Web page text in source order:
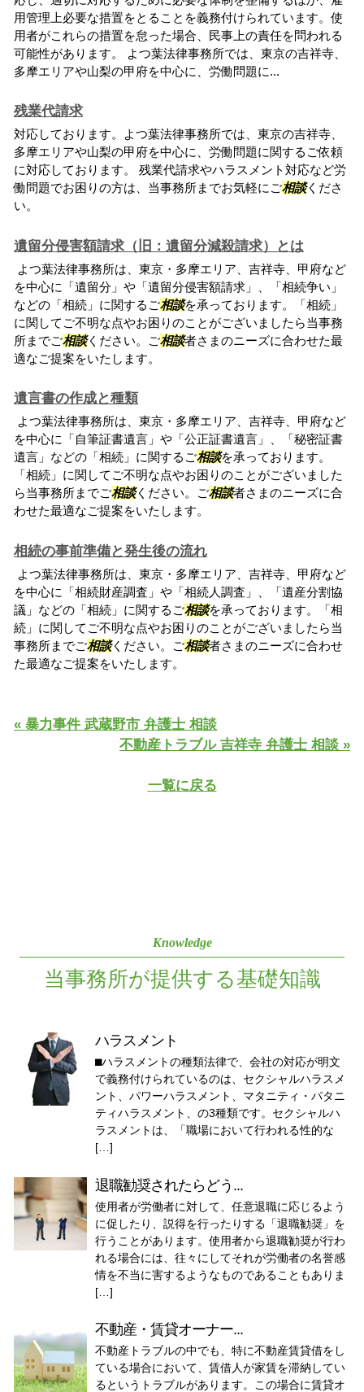
用管理上必要な措置をとることを義務付けられています。使
用者がこれらの措置を怠った場合、民事上の責任を問われる
可能性があります。 よつ葉法律事務所では、東京の吉祥寺、
多摩エリアや山梨の甲府を中心に、労働問題に...
残業代請求
対応しております。よつ葉法律事務所では、東京の吉祥寺、
多摩エリアや山梨の甲府を中心に、労働問題に関するご依頼
に対応しております。 残業代請求やハラスメント対応など労
働問題でお困りの方は、当事務所までお気軽にご相談くださ
い。
遺留分侵害額請求（旧：遺留分減殺請求）とは
よつ葉法律事務所は、東京・多摩エリア、吉祥寺、甲府など
を中心に「遺留分」や「遺留分侵害額請求」、「相続争い」
などの「相続」に関するご相談を承っております。「相続」
に関してご不明な点やお困りのことがございましたら当事務
所までご相談ください。ご相談者さまのニーズに合わせた最
適なご提案をいたします。
遺言書の作成と種類
よつ葉法律事務所は、東京・多摩エリア、吉祥寺、甲府など
を中心に「自筆証書遺言」や「公正証書遺言」、「秘密証書
遺言」などの「相続」に関するご相談を承っております。
「相続」に関してご不明な点やお困りのことがございました
ら当事務所までご相談ください。ご相談者さまのニーズに合
わせた最適なご提案をいたします。
相続の事前準備と発生後の流れ
よつ葉法律事務所は、東京・多摩エリア、吉祥寺、甲府など
を中心に「相続財産調査」や「相続人調査」、「遺産分割協
議」などの「相続」に関するご相談を承っております。「相
続」に関してご不明な点やお困りのことがございましたら当
事務所までご相談ください。ご相談者さまのニーズに合わせ
た最適なご提案をいたします。
« 暴力事件 武蔵野市 弁護士 相談
不動産トラブル 吉祥寺 弁護士 相談 »
一覧に戻る
Knowledge
当事務所が提供する基礎知識
ハラスメント
⬛︎ハラスメントの種類法律で、会社の対応が明文
で義務付けられているのは、セクシャルハラスメ
ント、パワーハラスメント、マタニティ・パタニ
ティハラスメント、の3種類です。セクシャルハ
ラスメントは、「職場において行われる性的な
[…]
退職勧奨されたらどう...
使用者が労働者に対して、任意退職に応じるよう
に促したり、説得を行ったりする「退職勧奨」を
行うことがあります。使用者から退職勧奨が行わ
れる場合には、往々にしてそれが労働者の名誉感
情を不当に害するようなものであることもありま
[…]
不動産・賃貸オーナー...
不動産トラブルの中でも、特に不動産賃貸借をし
ている場合において、賃借人が家賃を滞納してい
るというトラブルがあります。この場合に賃貸オ